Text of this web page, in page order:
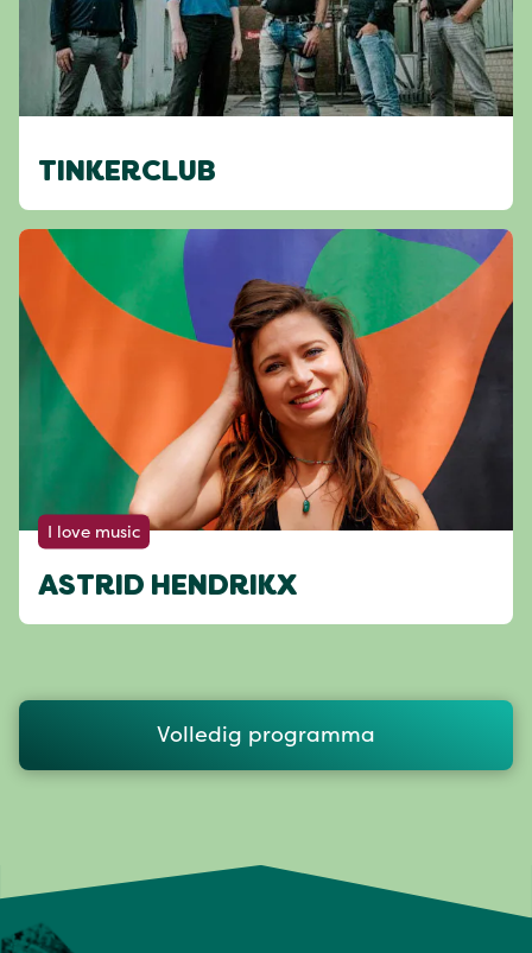
TINKERCLUB
I love music
ASTRID HENDRIKX
Volledig programma